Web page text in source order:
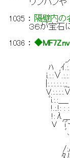
ワンパンや
1035 ： 隔壁内の
３６が宝石
1036 ：
,x;
,／
ﾊ ,ｲ
ﾞi.:.:＿_ヽ
!.:.!: : : : ＼
!:λ＿＿
V ﾞiﾞｰﾟ
ﾞ､_ _,..
ｲ｀ニ
/:/⊂ |￣|